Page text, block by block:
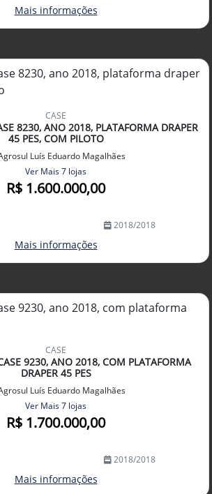
Mais informações
CASE
8230, ANO 2018, PLATAFORMA DRAPER
45 PES, COM PILOTO
Luís Eduardo Magalhães
Ver Mais 7 lojas
R$ 1.600.000,00
2018/2018
Mais informações
CASE
9230, ANO 2018, COM PLATAFORMA
DRAPER 45 PES
Luís Eduardo Magalhães
Ver Mais 7 lojas
R$ 1.700.000,00
2018/2018
Mais informações